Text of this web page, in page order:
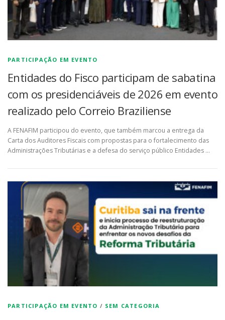
PARTICIPAÇÃO EM EVENTO
Entidades do Fisco participam de sabatina
com os presidenciáveis de 2026 em evento
realizado pelo Correio Braziliense
A FENAFIM participou do evento, que também marcou a entrega da
Carta dos Auditores Fiscais com propostas para o fortalecimento das
Administrações Tributárias e a defesa do serviço público Entidades …
PARTICIPAÇÃO EM EVENTO / SEM CATEGORIA